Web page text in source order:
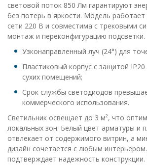
световой поток 850 Лм гарантируют
без потерь в яркости. Модель работает
сети 220 В и совместима с трековыми
монтаж и переконфигурацию подсветки.
Узконаправленный луч (24°) для
Пластиковый корпус с защитой
сухих помещений;
Срок службы светодиодов
коммерческого использования.
Светильник освещает до 3 м², что
локальных зон. Белый цвет арматуры и
отвлекает от содержимого витрин, а
дизайн сочетается с любым
подтверждает надежность